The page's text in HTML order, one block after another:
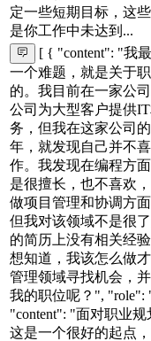
定一些短期目标，这
是你工作中未达到...
[ { "content": "我
一个难题，就是关于
的。我目前在一家公
公司为大型客户提供
务，但我在这家公司
年，就发现自己并不
作。我发现在编程方
是很擅长，也不喜欢
做项目管理和协调方面
但我对该领域不是很
的简历上没有相关经
想知道，我该怎么做
管理领域寻找机会，
我的职位呢？", "role":
"content": "面对职业规
这是一个很好的起点